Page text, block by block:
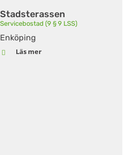
Stadsterassen
Servicebostad (9 § 9 LSS)
Enköping
Läs mer